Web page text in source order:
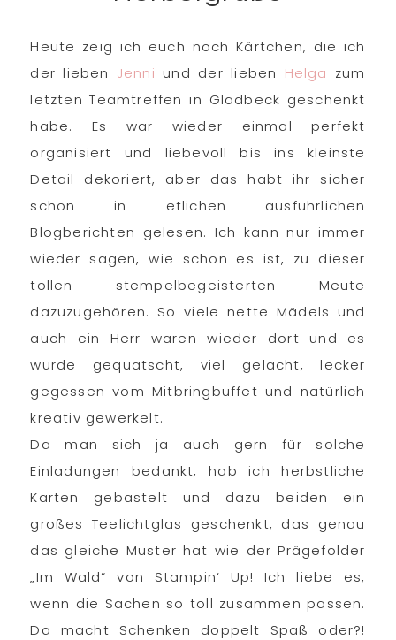
Heute zeig ich euch noch Kärtchen, die ich
der lieben Jenniund der lieben Helga zum
letzten Teamtreffen in Gladbeck geschenkt
habe. Es war wieder einmal perfekt
organisiert und liebevoll bis ins kleinste
Detail dekoriert, aber das habt ihr sicher
schon in etlichen ausführlichen
Blogberichten gelesen. Ich kann nur immer
wieder sagen, wie schön es ist, zu dieser
tollen stempelbegeisterten Meute
dazuzugehören. So viele nette Mädels und
auch ein Herr waren wieder dort und es
wurde gequatscht, viel gelacht, lecker
gegessen vom Mitbringbuffet und natürlich
kreativ gewerkelt.
Da man sich ja auch gern für solche
Einladungen bedankt, hab ich herbstliche
Karten gebastelt und dazu beiden ein
großes Teelichtglas geschenkt, das genau
das gleiche Muster hat wie der Prägefolder
„Im Wald“ von Stampin‘ Up! Ich liebe es,
wenn die Sachen so toll zusammen passen.
Da macht Schenken doppelt Spaß oder?!